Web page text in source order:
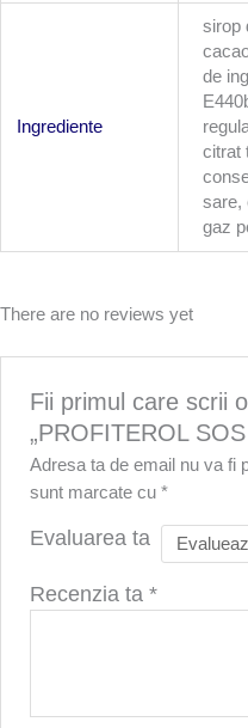
Ingrediente
sirop
de
citrat
sare,
gaz
There are no reviews yet
Fii primul care scrii
„PROFITEROL
Adresa ta de email nu va fi
sunt marcate cu*
Evaluarea ta
Recenzia ta*